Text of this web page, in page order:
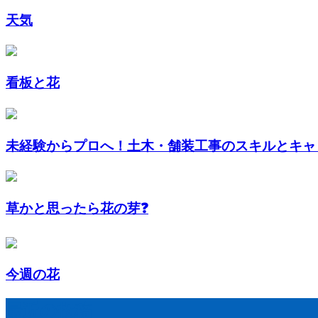
天気
看板と花
未経験からプロへ！土木・舗装工事のスキルとキ
草かと思ったら花の芽❓
今週の花